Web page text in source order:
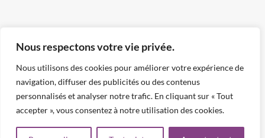
Nous respectons votre vie privée.
Nous utilisons des cookies pour améliorer votre expérience de
navigation, diffuser des publicités ou des contenus
personnalisés et analyser notre trafic. En cliquant sur « Tout
accepter », vous consentez à notre utilisation des cookies.
Produits
Services
Contact